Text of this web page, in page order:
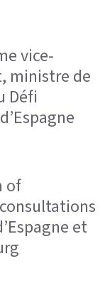
vice-
ministre de
Défi
of
et